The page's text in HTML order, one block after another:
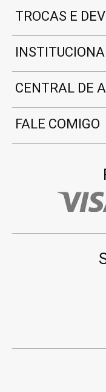
TROCAS E
CENTRAL DE
FALE COMIGO